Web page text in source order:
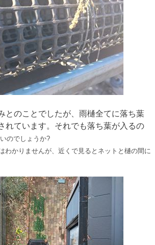
とのことでしたが、雨樋全てに落ち葉
れています。それでも落ち葉が入るの
のでしょうか?
わかりませんが、近くで見るとネットと樋の間に